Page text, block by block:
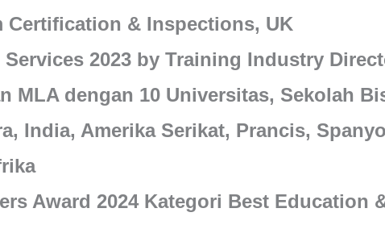
Certification & Inspections, UK
2023 by Training Industry
MLA dengan 10 Universitas, Sekolah
India, Amerika Serikat, Prancis,
Award 2024 Kategori Best Education